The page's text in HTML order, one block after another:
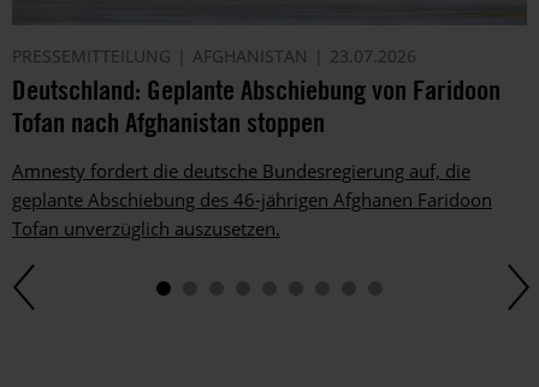
PRESSEMITTEILUNG AFGHANISTAN 23.07.2026
Deutschland: Geplante Abschiebung von Faridoon
Tofan nach Afghanistan stoppen
Amnesty fordert die deutsche Bundesregierung auf, die
geplante Abschiebung des 46-jährigen Afghanen Faridoon
Tofan unverzüglich auszusetzen.